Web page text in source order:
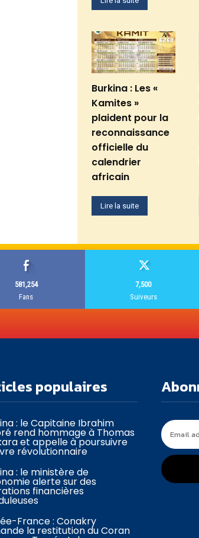
Burkina : Les «
Kamites »
plaident pour la
reconnaissance
officielle du
calendrier
africain
Lire la suite
581,254
Fans
7,500
Suiveurs
populaires
: le Capitaine Ibrahim
rend hommage à Thomas
et appelle à poursuivre
révolutionnaire
: le ministère de
alerte sur des
financières
France : Conakry
la restitution du Coran